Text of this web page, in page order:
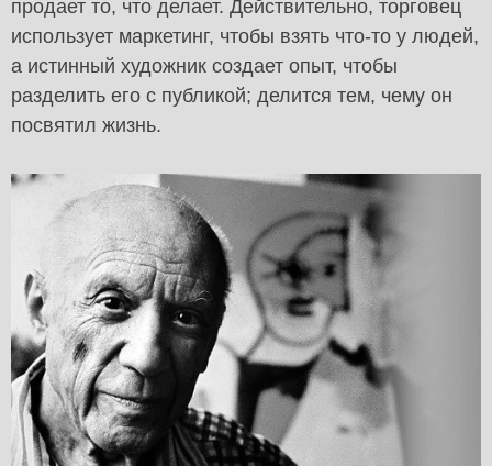
продает то, что делает. Действительно, торговец
использует маркетинг, чтобы взять что-то у людей,
а истинный художник создает опыт, чтобы
разделить его с публикой; делится тем, чему он
посвятил жизнь.